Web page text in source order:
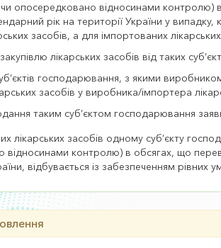
опосередковано відносинами контролю) в
рік на території України у
засобів, а для імпортованих
лікарських засобів від таких
господарювання, з якими
засобів у виробника/імпортера
таким суб’єктом господарювання
лікарських засобів одному суб’єкту
контролю) в обсягах, що
відбувається із забезпеченням